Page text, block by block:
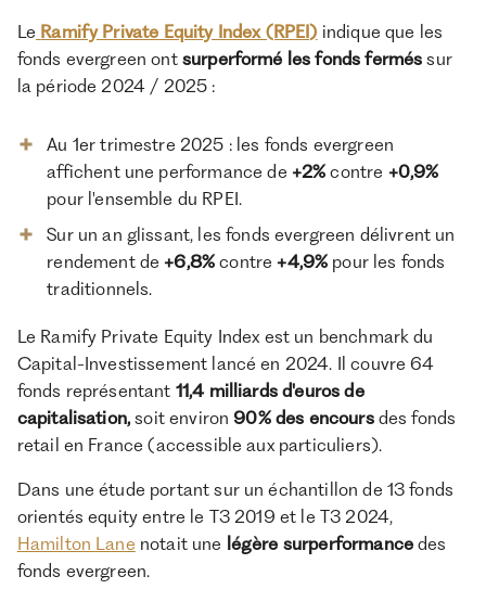
Le Ramify Private Equity Index (RPEI) indique que les
fonds evergreen ont surperformé les fonds ferméssur
la période 2024 / 2025 :
Au 1er trimestre 2025 : les fonds evergreen
affichent une performance de +2% contre +0,9%
pour l'ensemble du RPEI.
Sur un an glissant, les fonds evergreen délivrent un
rendement de +6,8% contre +4,9% pour les fonds
traditionnels.
Le Ramify Private Equity Index est un benchmark du
Capital-Investissement lancé en 2024. Il couvre 64
fonds représentant 11,4 milliards d'euros de
capitalisation,soit environ 90% des encours des fonds
retail en France (accessible aux particuliers).
Dans une étude portant sur un échantillon de 13 fonds
orientés equity entre le T3 2019 et le T3 2024,
Hamilton Lane notait une légère surperformancedes
fonds evergreen.